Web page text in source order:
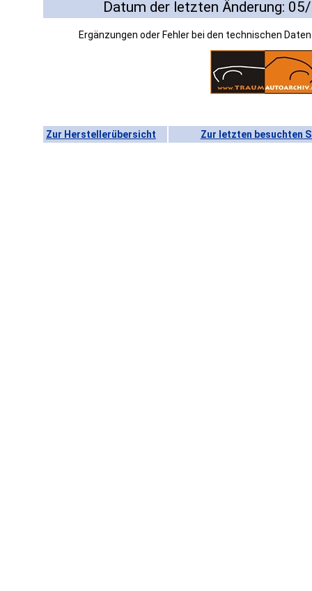
Datum der letzten Änderung:
Ergänzungen oder Fehler bei den technischen
Zur Herstellerübersicht Zur letzten besuchten